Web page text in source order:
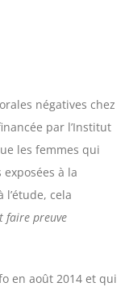
négatives chez
par l’Institut
les femmes qui
à la
cela
faire preuve
en août 2014 et qui